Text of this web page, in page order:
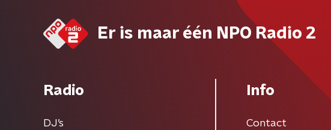
Er is maar één NPO Radio 2
Radio
DJ’s
Info
Contact